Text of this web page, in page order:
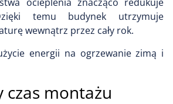
temu budynek utrzymuje
wewnątrz przez cały rok.
energii na ogrzewanie zimą i
czas montażu